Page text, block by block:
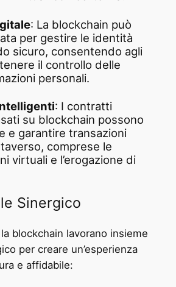
: La blockchain può
per gestire le identità
sicuro, consentendo agli
il controllo delle
personali.
: I contratti
su blockchain possono
e garantire transazioni
comprese le
virtuali e l’erogazione di
Sinergico
blockchain lavorano insieme
per creare un’esperienza
e affidabile: